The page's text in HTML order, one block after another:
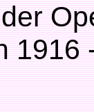
1916